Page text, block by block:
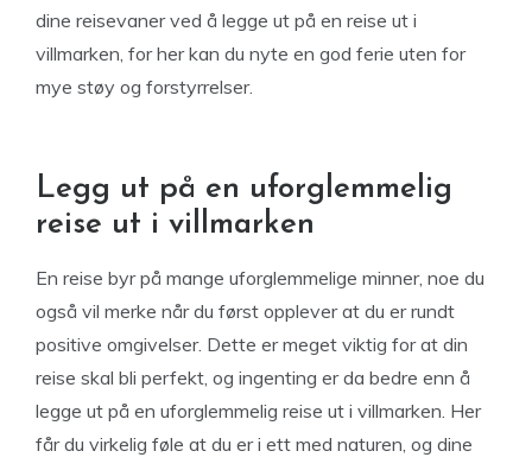
dine reisevaner ved å legge ut på en reise ut i
villmarken, for her kan du nyte en god ferie uten for
mye støy og forstyrrelser.
Legg ut på en uforglemmelig
reise ut i villmarken
En reise byr på mange uforglemmelige minner, noe du
også vil merke når du først opplever at du er rundt
positive omgivelser. Dette er meget viktig for at din
reise skal bli perfekt, og ingenting er da bedre enn å
legge ut på en uforglemmelig reise ut i villmarken. Her
får du virkelig føle at du er i ett med naturen, og dine